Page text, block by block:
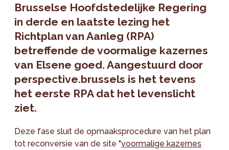
Brusselse Hoofdstedelijke Regering
in derde en laatste lezing het
Richtplan van Aanleg (RPA)
betreffende de voormalige kazernes
van Elsene goed. Aangestuurd door
perspective.brussels is het tevens
het eerste RPA dat het levenslicht
ziet.
Deze fase sluit de opmaaksprocedure van het plan
tot reconversie van de site "voormalige kazernes